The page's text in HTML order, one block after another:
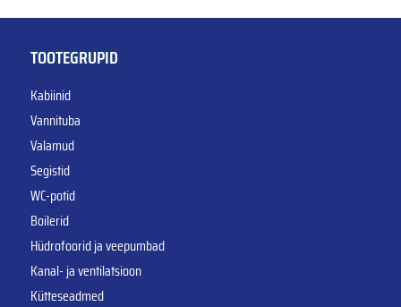
TOOTEGRUPID
Kabiinid
Vannituba
Valamud
Segistid
WC-potid
Boilerid
Hüdrofoorid ja veepumbad
Kanal- ja ventilatsioon
Kütteseadmed